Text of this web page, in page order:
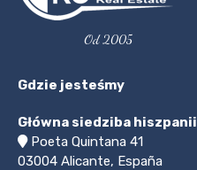
Od 2005
Gdzie jesteśmy
Główna siedziba hiszpanii
Poeta Quintana 41
03004 Alicante, España